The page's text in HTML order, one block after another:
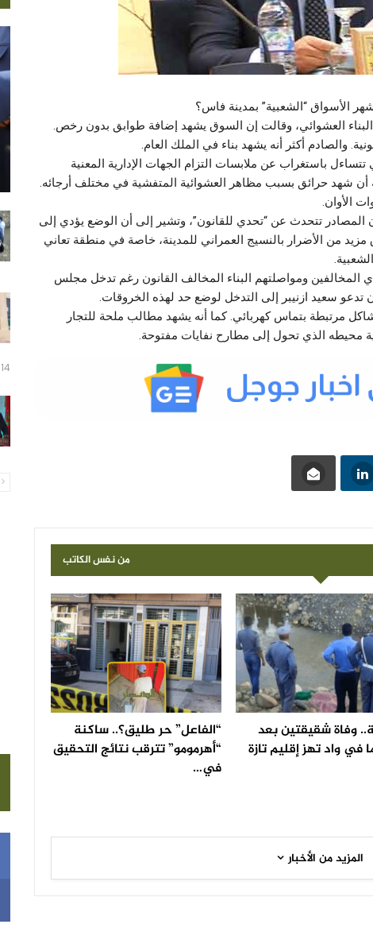
الأسواق “الشعبية” بمدينة فاس؟
البناء العشوائي، وقالت إن السوق يشهد إضافة طوابق بدون رخص.
والصادم أكثر أنه يشهد بناء في الملك العام.
تتساءل باستغراب عن ملابسات التزام الجهات الإدارية المعنية
شهد حرائق بسبب مظاهر العشوائية المتفشية في مختلف أرجائه.
الأوان.
المصادر تتحدث عن “تحدي للقانون”، وتشير إلى أن الوضع يؤدي إلى
من الأضرار بالنسيج العمراني للمدينة، خاصة في منطقة تعاني
ومواصلتهم البناء المخالف القانون رغم تدخل مجلس
تدعو سعيد ازنيبر إلى التدخل لوضع حد لهذه الخروقات.
مرتبطة بتماس كهربائي. كما أنه يشهد مطالب ملحة للتجار
محيطه الذي تحول إلى مطارح نفايات مفتوحة.
من نفس الكاتب
وفاة شقيقتين بعد
في واد تهز إقليم تازة
“الفاعل” حر طليق؟.. ساكنة
“أهرمومو” تترقب نتائج التحقيق
في…
المزيد من الأخبار
14 ساعة منذ